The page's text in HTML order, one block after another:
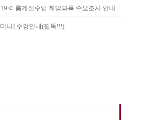
여름계절수업 희망과목 수요조사 안내
나] 수강안내(필독!!!)